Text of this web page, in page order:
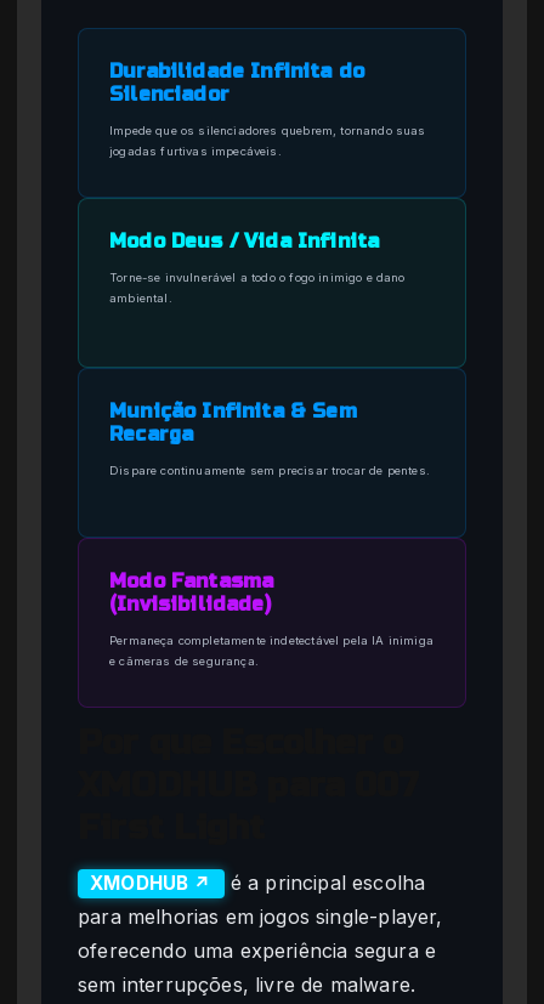
Durabilidade Infinita do
Silenciador
Impede que os silenciadores quebrem, tornando suas
jogadas furtivas impecáveis.
Modo Deus / Vida Infinita
Torne-se invulnerável a todo o fogo inimigo e dano
ambiental.
Munição Infinita & Sem
Recarga
Dispare continuamente sem precisar trocar de pentes.
Modo Fantasma
(Invisibilidade)
Permaneça completamente indetectável pela IA inimiga
e câmeras de segurança.
XMODHUB ↗
é a principal escolha
para melhorias em jogos single-player,
oferecendo uma experiência segura e
sem interrupções, livre de malware.